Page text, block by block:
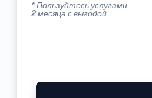
* Пользуйтесь услугами
2 месяца с выгодой